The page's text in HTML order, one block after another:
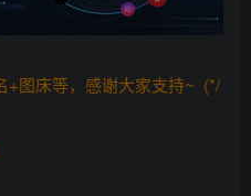
+图床等，感谢大家支持~ (*/